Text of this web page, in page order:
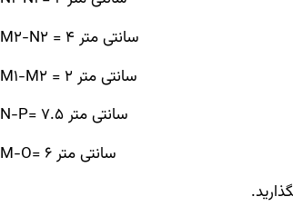
M2-N2 = 4 سانتی متر
M1-M2 = 2 سانتی متر
N-P= 7.5 سانتی متر
M-O= 6 سانتی متر